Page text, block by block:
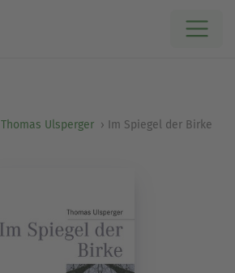
Thomas Ulsperger Im Spiegel der Birke